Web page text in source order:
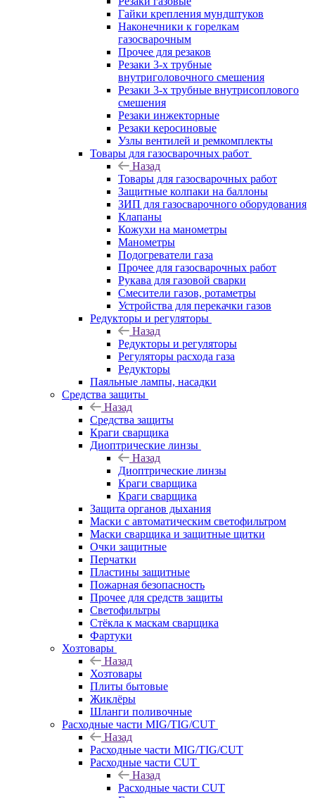
Гайки крепления мундштуков
Наконечники к горелкам
газосварочным
Прочее для резаков
Резаки 3-х трубные
внутриголовочного смешения
Резаки 3-х трубные внутрисоплового
смешения
Резаки инжекторные
Резаки керосиновые
Узлы вентилей и ремкомплекты
Товары для газосварочных работ
Назад
Товары для газосварочных работ
Защитные колпаки на баллоны
ЗИП для газосварочного оборудования
Клапаны
Кожухи на манометры
Манометры
Подогреватели газа
Прочее для газосварочных работ
Рукава для газовой сварки
Смесители газов, ротаметры
Устройства для перекачки газов
Редукторы и регуляторы
Назад
Редукторы и регуляторы
Регуляторы расхода газа
Редукторы
Паяльные лампы, насадки
Средства защиты
Назад
Средства защиты
Краги сварщика
Диоптрические линзы
Назад
Диоптрические линзы
Краги сварщика
Краги сварщика
Защита органов дыхания
Маски с автоматическим светофильтром
Маски сварщика и защитные щитки
Очки защитные
Перчатки
Пластины защитные
Пожарная безопасность
Прочее для средств защиты
Светофильтры
Стёкла к маскам сварщика
Фартуки
Хозтовары
Назад
Хозтовары
Плиты бытовые
Жиклёры
Шланги поливочные
Расходные части MIG/TIG/CUT
Назад
Расходные части MIG/TIG/CUT
Расходные части CUT
Назад
Расходные части CUT